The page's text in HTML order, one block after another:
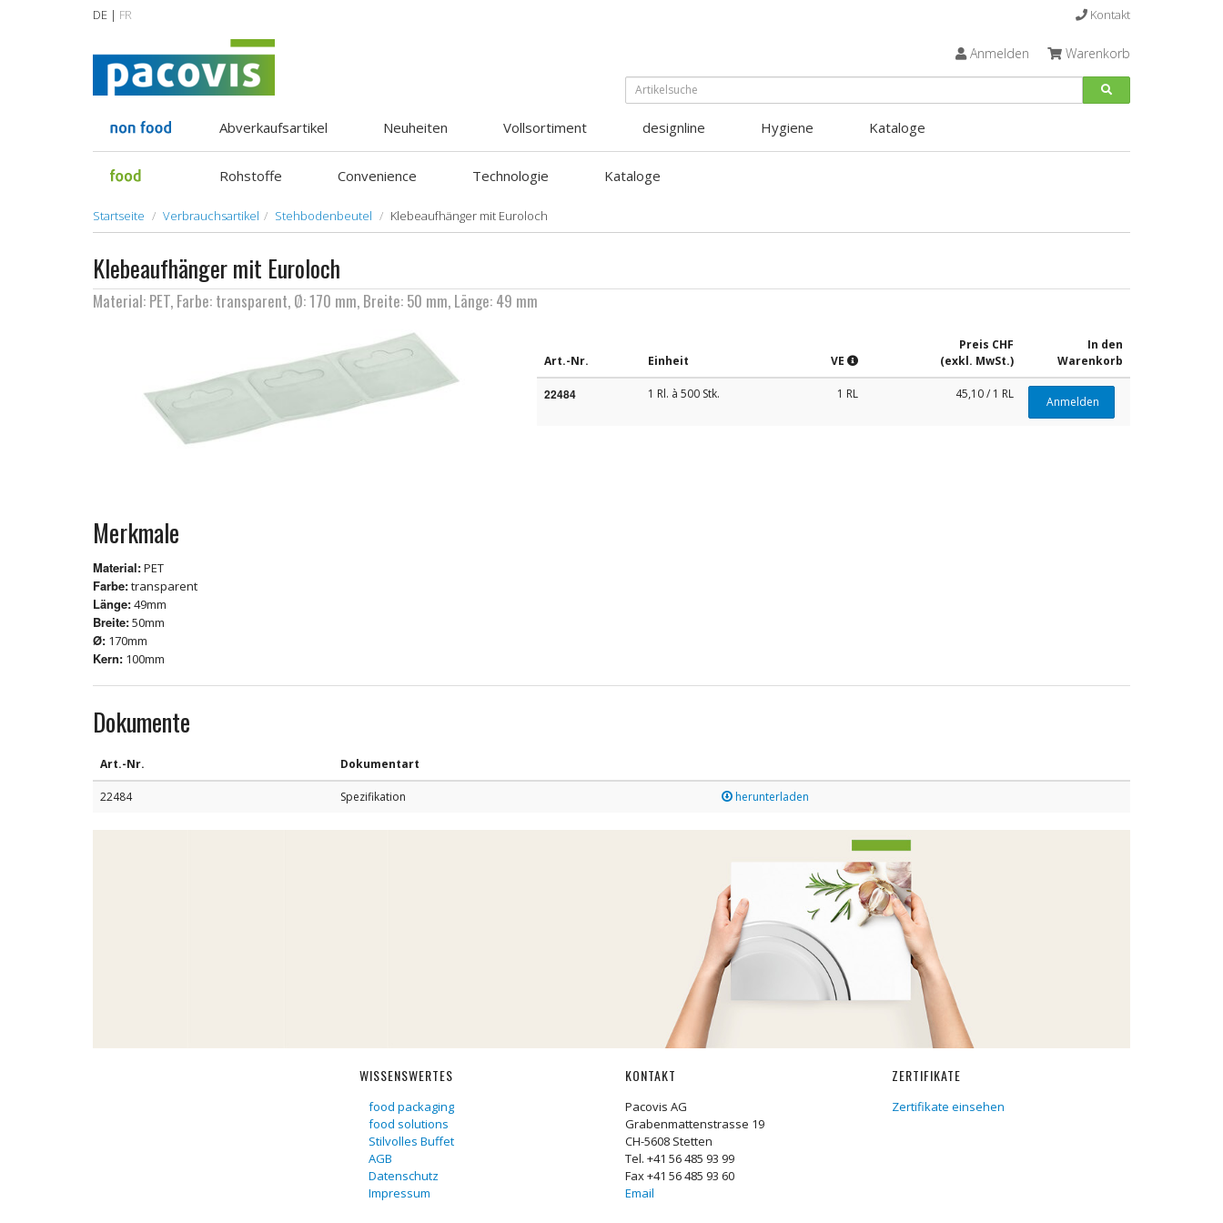
DE | FR Kontakt
Anmelden Warenkorb
Abverkaufsartikel Neuheiten Vollsortiment designline Hygiene Kataloge
Rohstoffe Convenience Technologie Kataloge
Startseite Verbrauchsartikel Stehbodenbeutel Klebeaufhänger mit Euroloch
Klebeaufhänger mit Euroloch
Material: PET, Farbe: transparent, Ø: 170 mm, Breite: 50 mm, Länge: 49 mm
Art.-Nr. Einheit VE
Preis CHF
(exkl. MwSt.)
In den
Warenkorb
22484 1 Rl. à 500 Stk. 1 RL 45,10 / 1 RL
Anmelden
Merkmale
Material:PET
Farbe:transparent
Länge:49mm
Breite:50mm
Ø: 170mm
Kern: 100mm
Dokumente
Art.-Nr. Dokumentart
22484 Spezifikation herunterladen
WISSENSWERTES
food packaging
food solutions
Stilvolles Buffet
AGB
Datenschutz
Impressum
KONTAKT
Pacovis AG
Grabenmattenstrasse 19
CH-5608 Stetten
Tel. +41 56 485 93 99
Fax +41 56 485 93 60
Email
ZERTIFIKATE
Zertifikate einsehen